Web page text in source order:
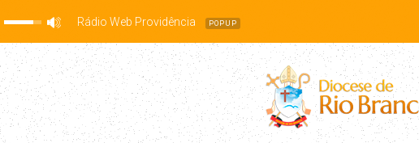
Rádio Web Providência POPUP